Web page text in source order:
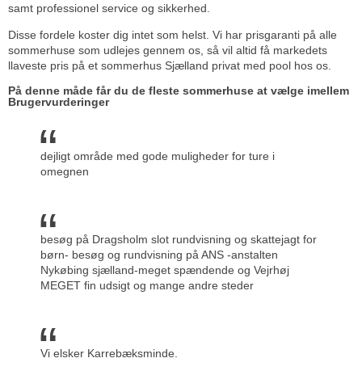
samt professionel service og sikkerhed.
Disse fordele koster dig intet som helst. Vi har prisgaranti på alle
sommerhuse som udlejes gennem os, så vil altid få markedets
llaveste pris på et sommerhus Sjælland privat med pool hos os.
På denne måde får du de fleste sommerhuse at vælge imellem
Brugervurderinger
dejligt område med gode muligheder for ture i
omegnen
besøg på Dragsholm slot rundvisning og skattejagt for
børn- besøg og rundvisning på ANS -anstalten
Nykøbing sjælland-meget spændende og Vejrhøj
MEGET fin udsigt og mange andre steder
Vi elsker Karrebæksminde.